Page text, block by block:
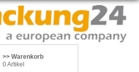
>> Warenkorb
0 Artikel